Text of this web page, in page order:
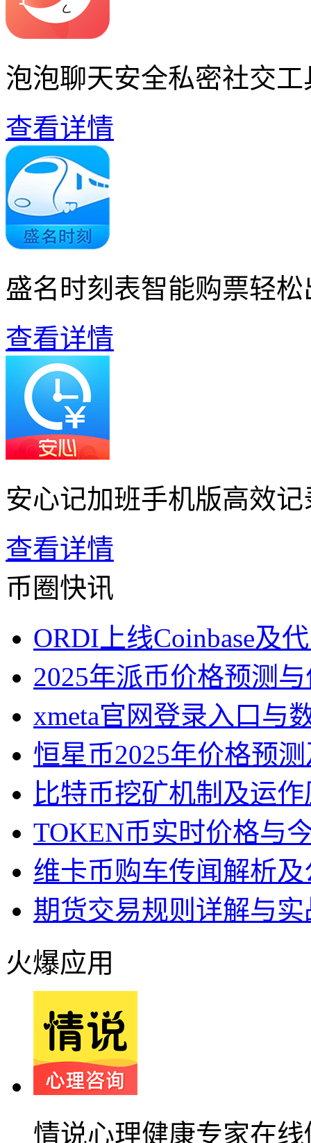
泡泡聊天安全私密社交工
查看详情
盛名时刻表智能购票轻松
查看详情
安心记加班手机版高效记
查看详情
币圈快讯
ORDI上线Coinbase及
2025年派币价格预测
xmeta官网登录入口与
恒星币2025年价格预
比特币挖矿机制及运
TOKEN币实时价格与
维卡币购车传闻解析
期货交易规则详解与
火爆应用
情说心理健康专家在线